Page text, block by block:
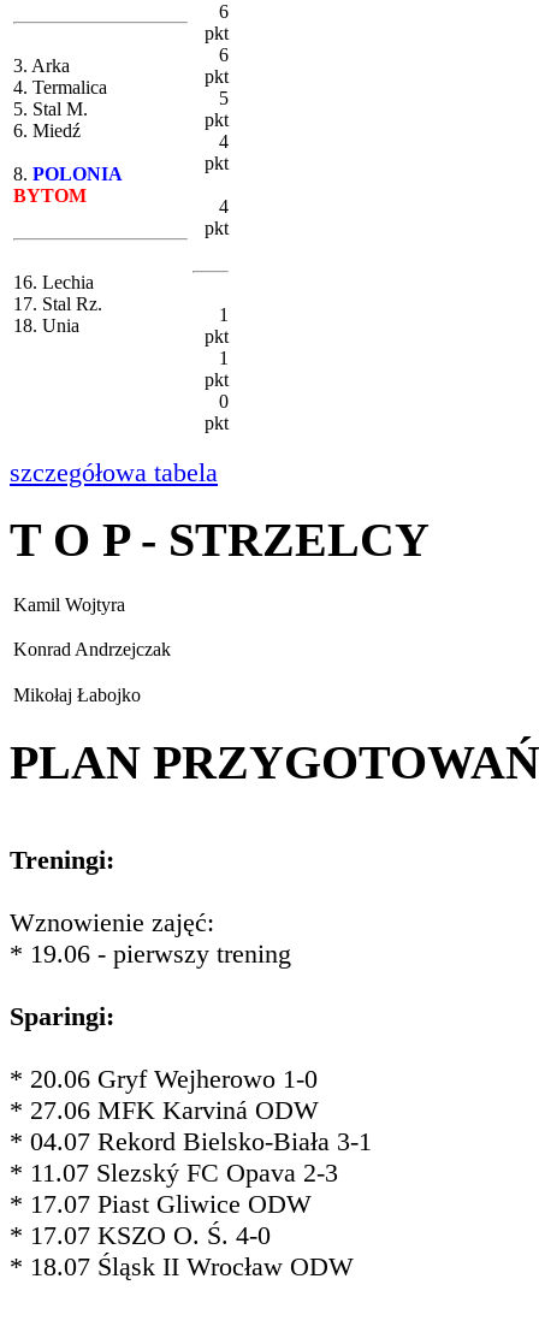
3. Arka
4. Termalica
5. Stal M.
6. Miedź
8. POLONIA
BYTOM
16. Lechia
17. Stal Rz.
18. Unia
6
pkt
6
pkt
5
pkt
4
pkt
4
pkt
1
pkt
1
pkt
0
pkt
szczegółowa tabela
T O P - STRZELCY
Kamil Wojtyra
Konrad Andrzejczak
Mikołaj Łabojko
PLAN PRZYGOTOWAŃ
Treningi:
Wznowienie zajęć:
* 19.06 - pierwszy trening
Sparingi:
* 20.06 Gryf Wejherowo 1-0
* 27.06 MFK Karviná ODW
* 04.07 Rekord Bielsko-Biała 3-1
* 11.07 Slezský FC Opava 2-3
* 17.07 Piast Gliwice ODW
* 17.07 KSZO O. Ś. 4-0
* 18.07 Śląsk II Wrocław ODW